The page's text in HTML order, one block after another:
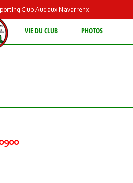
Club Audaux Navarrenx
VIE DU CLUB PHOTOS